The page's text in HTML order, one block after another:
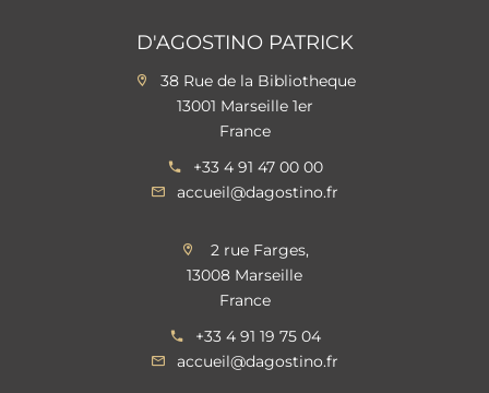
D'AGOSTINO PATRICK
38 Rue de la Bibliotheque
13001 Marseille 1er
France
+33 4 91 47 00 00
accueil@dagostino.fr
2 rue Farges,
13008 Marseille
France
+33 4 91 19 75 04
accueil@dagostino.fr